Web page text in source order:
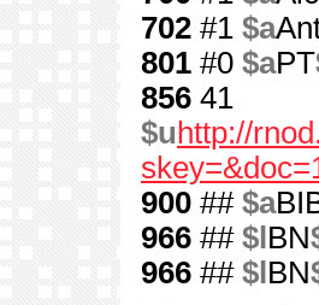
702 #1 $a
801 #0 $aPT
856 41
$u http://
900 ## $a
966 ## $l BN
966 ## $l BN